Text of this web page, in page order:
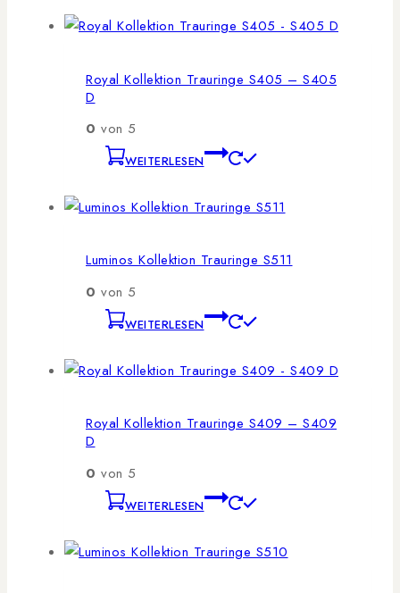
Royal Kollektion Trauringe S405 – S405
D
0 von 5
WEITERLESEN
Luminos Kollektion Trauringe S511
0 von 5
WEITERLESEN
Royal Kollektion Trauringe S409 – S409
D
0 von 5
WEITERLESEN